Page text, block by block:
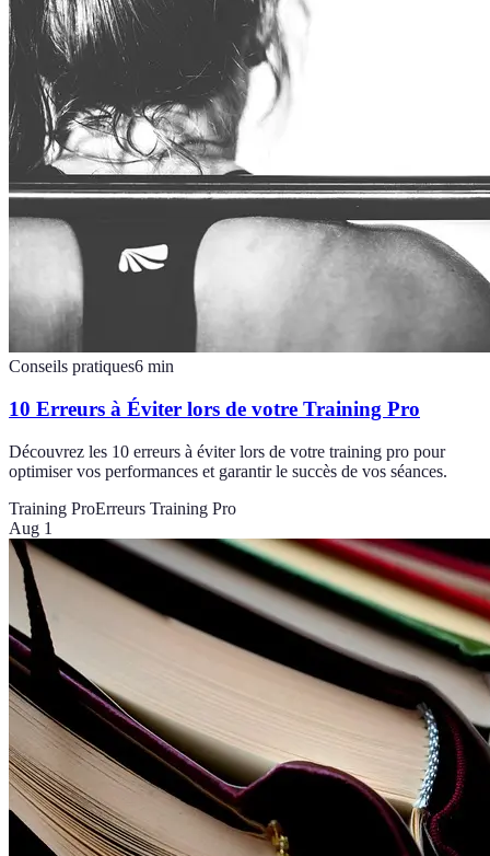
Conseils pratiques6 min
10 Erreurs à Éviter lors de votre Training Pro
Découvrez les 10 erreurs à éviter lors de votre training pro pour
optimiser vos performances et garantir le succès de vos séances.
Training ProErreurs Training Pro
Aug 1